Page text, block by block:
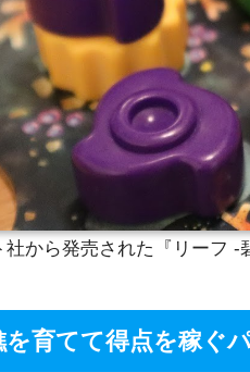
社から発売された『リーフ
を育てて得点を稼ぐ